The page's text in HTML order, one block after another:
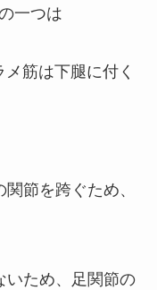
一つは
筋は下腿に付く
節を跨ぐため、
いため、足関節の